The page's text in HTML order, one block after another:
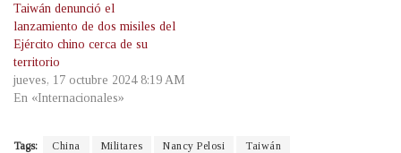
Taiwán denunció el
lanzamiento de dos misiles del
Ejército chino cerca de su
territorio
jueves, 17 octubre 2024 8:19 AM
En «Internacionales»
Tags: China Militares Nancy Pelosi Taiwán